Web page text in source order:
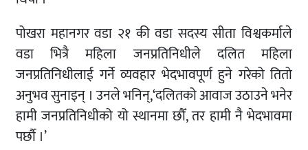
पोखरा महानगर वडा २१ की वडा सदस्य सीता विश्वकर्माले
वडा भित्रै महिला जनप्रतिनिधीले दलित महिला
जनप्रतिनिधीलाई गर्ने व्यवहार भेदभावपूर्ण हुने गरेको तितो
अनुभव सुनाइन् । उनले भनिन्,‘दलितको आवाज उठाउने भनेर
हामी जनप्रतिनिधीको यो स्थानमा छौँ, तर हामी नै भेदभावमा
पर्छौ ।’